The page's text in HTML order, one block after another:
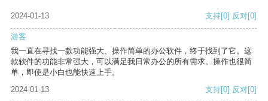
2024-01-13 支持[0] 反对[0]
游客
我一直在寻找一款功能强大、操作简单的办公软件，终于找到了它。这
款软件的功能非常强大，可以满足我日常办公的所有需求。操作也很简
单，即使是小白也能快速上手。
2024-01-13
支持[0] 反对[0]